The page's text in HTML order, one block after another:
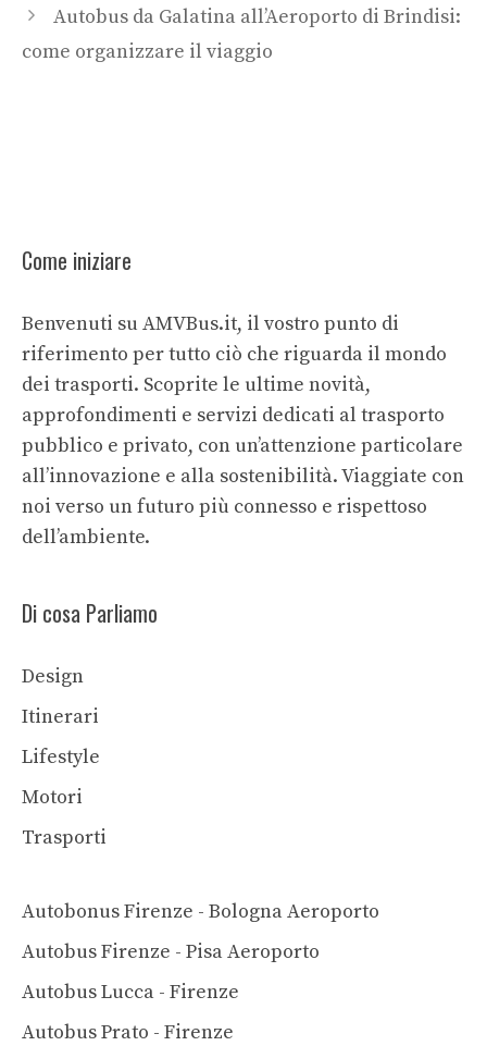
Autobus da Galatina all’Aeroporto di Brindisi:
come organizzare il viaggio
Come iniziare
Benvenuti su AMVBus.it, il vostro punto di
riferimento per tutto ciò che riguarda il mondo
dei trasporti. Scoprite le ultime novità,
approfondimenti e servizi dedicati al trasporto
pubblico e privato, con un’attenzione particolare
all’innovazione e alla sostenibilità. Viaggiate con
noi verso un futuro più connesso e rispettoso
dell’ambiente.
Di cosa Parliamo
Design
Itinerari
Lifestyle
Motori
Trasporti
Autobonus Firenze - Bologna Aeroporto
Autobus Firenze - Pisa Aeroporto
Autobus Lucca - Firenze
Autobus Prato - Firenze